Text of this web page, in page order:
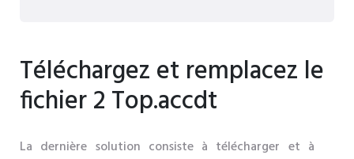
Téléchargez et remplacez le
fichier 2 Top.accdt
La dernière solution consiste à télécharger et à